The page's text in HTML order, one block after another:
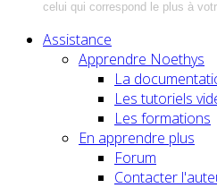
celui qui correspond le plus à
Assistance
Apprendre Noethys
La
Les tutoriels
Les formations
En apprendre plus
Forum
Contacter